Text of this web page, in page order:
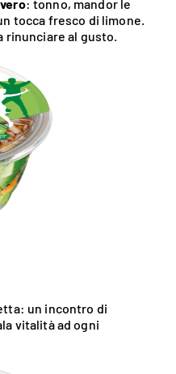
: tonno, mandor le
tocca fresco di limone.
rinunciare al gusto.
un incontro di
vitalità ad ogni